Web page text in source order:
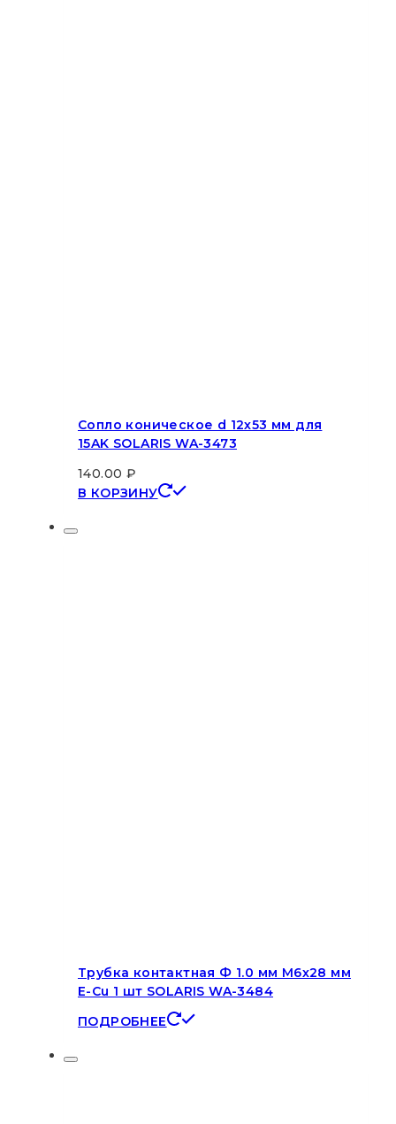
Сопло коническое d 12х53 мм для
15AK SOLARIS WA-3473
140.00 ₽
В КОРЗИНУ
Трубка контактная Ф 1.0 мм M6х28 мм
E-Cu 1 шт SOLARIS WA-3484
ПОДРОБНЕЕ